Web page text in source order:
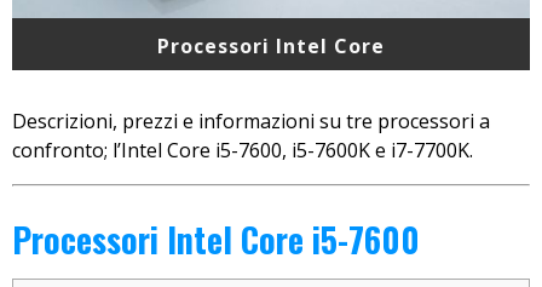
Processori Intel Core
Descrizioni, prezzi e informazioni su tre processori a
confronto; l’Intel Core i5-7600, i5-7600K e i7-7700K.
Processori Intel Core i5-7600